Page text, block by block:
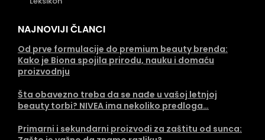
NAJNOVIJI ČLANCI
Od prve formulacije do premium beauty brenda:
Kako je Biona spojila prirodu, nauku i domaću
proizvodnju
Šta obavezno treba da se nađe u vašoj letnjoj
beauty torbi? NIVEA ima nekoliko predloga…
Primarni i sekundarni proizvodi za zaštitu od sunca: